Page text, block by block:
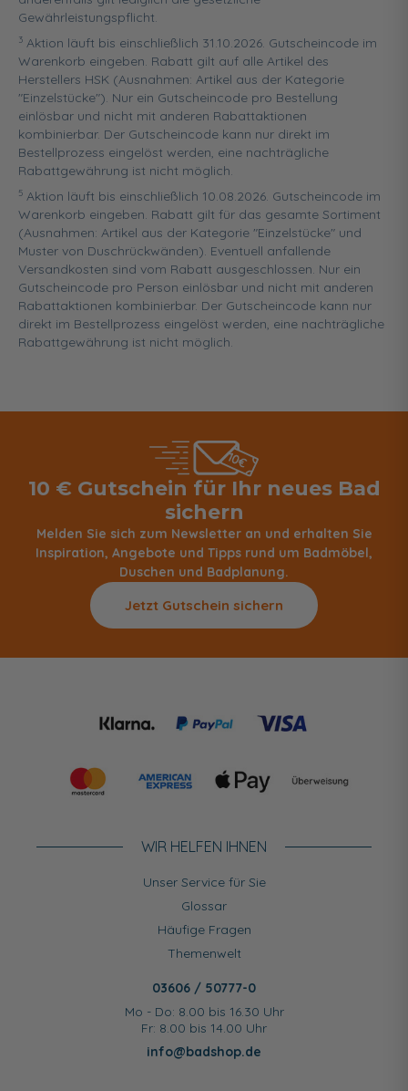
Gewährleistungspflicht.
3 Aktion läuft bis einschließlich 31.10.2026. Gutscheincode im
Warenkorb eingeben. Rabatt gilt auf alle Artikel des
Herstellers HSK (Ausnahmen: Artikel aus der Kategorie
"Einzelstücke"). Nur ein Gutscheincode pro Bestellung
einlösbar und nicht mit anderen Rabattaktionen
kombinierbar. Der Gutscheincode kann nur direkt im
Bestellprozess eingelöst werden, eine nachträgliche
Rabattgewährung ist nicht möglich.
5 Aktion läuft bis einschließlich 10.08.2026. Gutscheincode im
Warenkorb eingeben. Rabatt gilt für das gesamte Sortiment
(Ausnahmen: Artikel aus der Kategorie "Einzelstücke" und
Muster von Duschrückwänden). Eventuell anfallende
Versandkosten sind vom Rabatt ausgeschlossen. Nur ein
Gutscheincode pro Person einlösbar und nicht mit anderen
Rabattaktionen kombinierbar. Der Gutscheincode kann nur
direkt im Bestellprozess eingelöst werden, eine nachträgliche
Rabattgewährung ist nicht möglich.
10 € Gutschein für Ihr neues Bad
sichern
Melden Sie sich zum Newsletter an und erhalten Sie
Inspiration, Angebote und Tipps rund um Badmöbel,
Duschen und Badplanung.
Jetzt Gutschein sichern
WIR HELFEN IHNEN
Unser Service für Sie
Glossar
Häufige Fragen
Themenwelt
03606 / 50777-0
Mo - Do: 8.00 bis 16.30 Uhr
Fr: 8.00 bis 14.00 Uhr
info@badshop.de